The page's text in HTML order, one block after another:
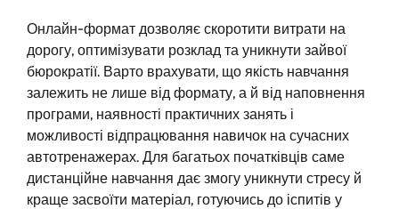
Онлайн-формат дозволяє скоротити витрати на
дорогу, оптимізувати розклад та уникнути зайвої
бюрократії. Варто врахувати, що якість навчання
залежить не лише від формату, а й від наповнення
програми, наявності практичних занять і
можливості відпрацювання навичок на сучасних
автотренажерах. Для багатьох початківців саме
дистанційне навчання дає змогу уникнути стресу й
краще засвоїти матеріал, готуючись до іспитів у